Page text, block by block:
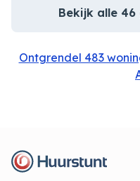
Bekijk alle
Ontgrendel 483